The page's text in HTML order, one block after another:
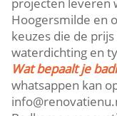
Hoogersmilde en
keuzes die de
waterdichting en
Wat bepaalt je
whatsappen kan